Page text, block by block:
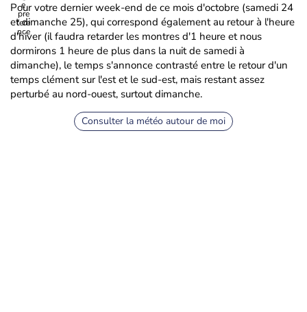
Pour votre dernier week-end de ce mois d'octobre (samedi 24
et dimanche 25), qui correspond également au retour à l'heure
d'hiver (il faudra retarder les montres d'1 heure et nous
dormirons 1 heure de plus dans la nuit de samedi à
dimanche), le temps s'annonce contrasté entre le retour d'un
temps clément sur l'est et le sud-est, mais restant assez
perturbé au nord-ouest, surtout dimanche.
Consulter la météo autour de moi